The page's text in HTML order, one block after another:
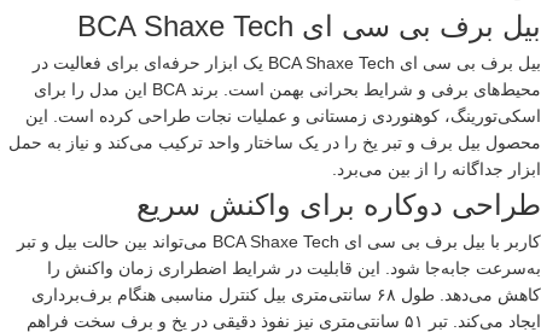
بیل برف بی سی ای BCA Shaxe Tech
بیل برف بی سی ای BCA Shaxe Tech یک ابزار حرفه‌ای برای فعالیت در
محیط‌های برفی و شرایط بحرانی بهمن است. برند BCA این مدل را برای
اسکی‌تورینگ، کوهنوردی زمستانی و عملیات نجات طراحی کرده است. این
محصول بیل برف و تبر یخ را در یک ساختار واحد ترکیب می‌کند و نیاز به حمل
ابزار جداگانه را از بین می‌برد.
طراحی دوکاره برای واکنش سریع
کاربر با بیل برف بی سی ای BCA Shaxe Tech می‌تواند بین حالت بیل و تبر
به‌سرعت جابه‌جا شود. این قابلیت در شرایط اضطراری زمان واکنش را
کاهش می‌دهد. طول ۶۸ سانتی‌متری بیل کنترل مناسبی هنگام برف‌برداری
ایجاد می‌کند. تبر ۵۱ سانتی‌متری نیز نفوذ دقیقی در یخ و برف سخت فراهم